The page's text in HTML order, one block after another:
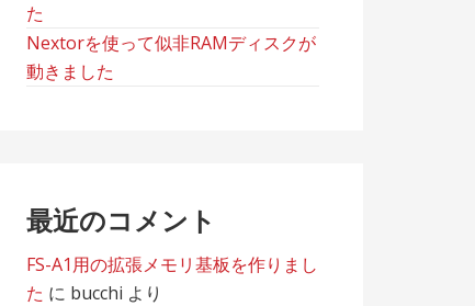
た
Nextorを使って似非RAMディスクが
動きました
最近のコメント
FS-A1用の拡張メモリ基板を作りまし
た に bucchi より